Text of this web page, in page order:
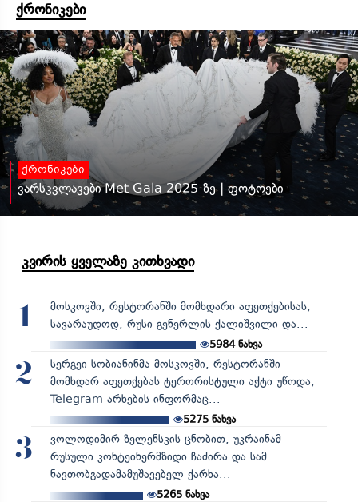
ქრონიკები
ქრონიკები
ვარსკვლავები Met Gala 2025-ზე | ფოტოები
კვირის ყველაზე კითხვადი
1
მოსკოვში, რესტორანში მომხდარი აფეთქებისას,
სავარაუდოდ, რუსი გენერლის ქალიშვილი და...
5984ნახვა
2
სერგეი სობიანინმა მოსკოვში, რესტორანში
მომხდარ აფეთქებას ტერორისტული აქტი უწოდა,
Telegram-არხების ინფორმაც...
5275ნახვა
3
ვოლოდიმირ ზელენსკის ცნობით, უკრაინამ
რუსული კონტეინერმზიდი ჩაძირა და სამ
ნავთობგადამამუშავებელ ქარხა...
5265ნახვა